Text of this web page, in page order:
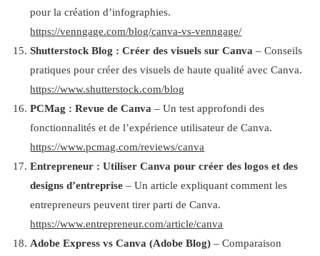
pour la création d’infographies.
https://venngage.com/blog/canva-vs-venngage/
Shutterstock Blog : Créer des visuels sur Canva – Conseils
pratiques pour créer des visuels de haute qualité avec Canva.
https://www.shutterstock.com/blog
PCMag : Revue de Canva – Un test approfondi des
fonctionnalités et de l’expérience utilisateur de Canva.
https://www.pcmag.com/reviews/canva
Entrepreneur : Utiliser Canva pour créer des logos et des
designs d’entreprise – Un article expliquant comment les
entrepreneurs peuvent tirer parti de Canva.
https://www.entrepreneur.com/article/canva
Adobe Express vs Canva (Adobe Blog) – Comparaison